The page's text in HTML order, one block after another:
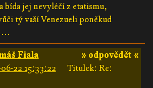
bída jej nevyléčí z etatismu,
tý vaší Venezueli poněkud
» odpovědět «
Fiala
22 15:33:22
Titulek: Re: